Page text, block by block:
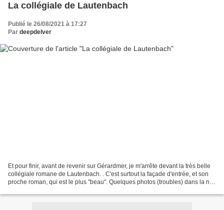
La collégiale de Lautenbach
Publié le 26/08/2021 à 17:27
Par deepdelver
Et pour finir, avant de revenir sur Gérardmer, je m'arrête devant la très belle
collégiale romane de Lautenbach. . C'est surtout la façade d'entrée, et son
proche roman, qui est le plus "beau". Quelques photos (troubles) dans la nef.